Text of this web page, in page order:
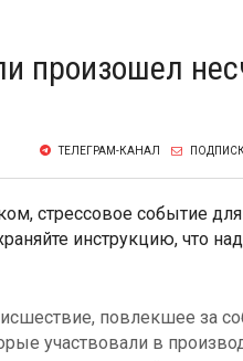
произошел
ТЕЛЕГРАМ-КАНАЛ
стрессовое событие
инструкцию, что
повлекшее за
участвовали в